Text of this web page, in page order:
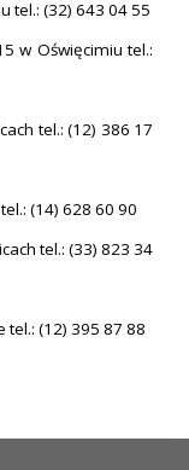
tel.: (32) 643 04 55
w Oświęcimiu tel.:
tel.: (12) 386 17
(14) 628 60 90
tel.: (33) 823 34
tel.: (12) 395 87 88